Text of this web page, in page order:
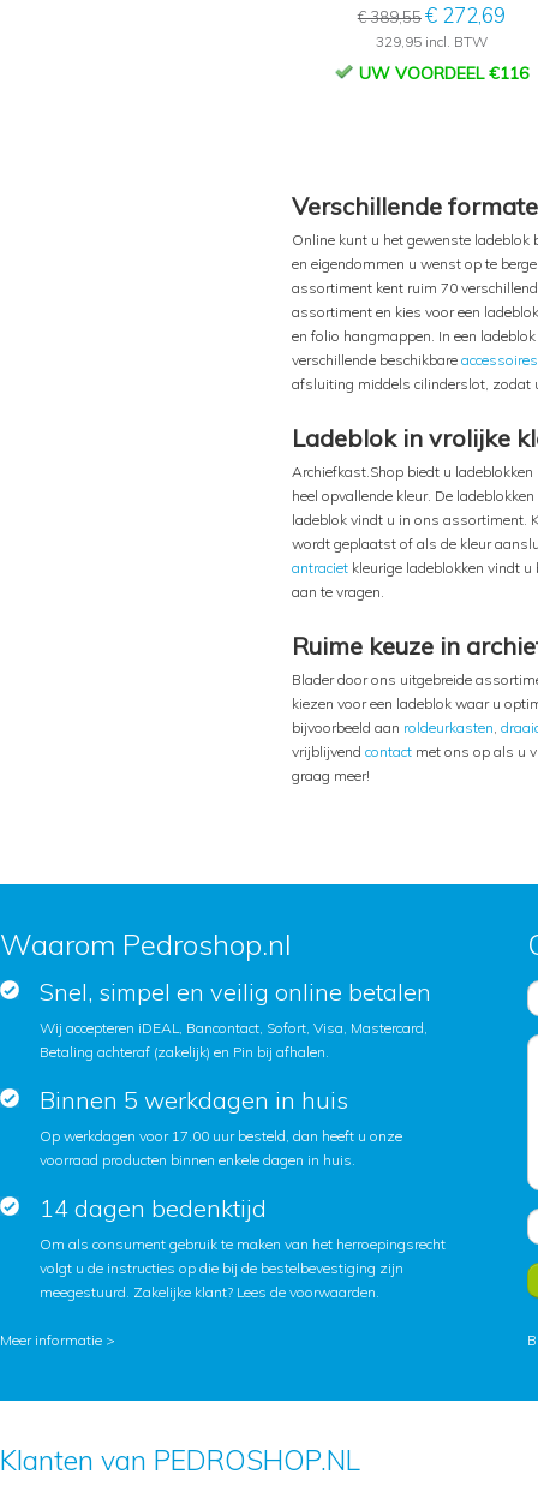
€ 389,55€ 272,69
329,95 incl. BTW
UW VOORDEEL €116
Verschillende
Online kunt u het gewenste ladeblok
en eigendommen u wenst op te
assortiment kent ruim 70
assortiment en kies voor een
en folio hangmappen. In een
verschillende beschikbare accessoires
afsluiting middels cilinderslot, zodat
Ladeblok in vrolijke
Archiefkast.Shop biedt u
heel opvallende kleur. De
ladeblok vindt u in ons assortiment.
wordt geplaatst of als de kleur
antraciet kleurige ladeblokken vindt
aan te vragen.
Ruime keuze in
Blader door ons uitgebreide
kiezen voor een ladeblok waar u
bijvoorbeeld aan roldeurkasten,
vrijblijvend contact met ons op als u
graag meer!
Waarom Pedroshop.nl
Snel, simpel en veilig online betalen
Wij accepteren iDEAL, Bancontact, Sofort, Visa, Mastercard,
Betaling achteraf (zakelijk) en Pin bij afhalen.
Binnen 5 werkdagen in huis
Op werkdagen voor 17.00 uur besteld, dan heeft u onze
voorraad producten binnen enkele dagen in huis.
14 dagen bedenktijd
Om als consument gebruik te maken van het herroepingsrecht
volgt u de instructies op die bij de bestelbevestiging zijn
meegestuurd. Zakelijke klant? Lees de voorwaarden.
Meer informatie >
Klanten van PEDROSHOP.NL